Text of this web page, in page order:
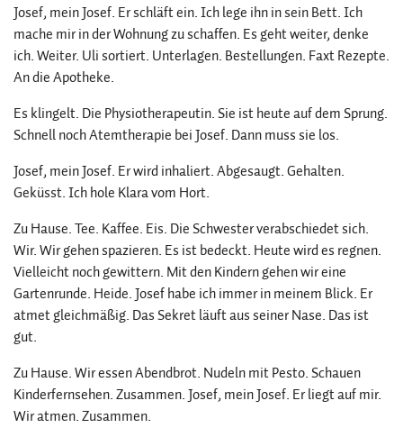
Josef, mein Josef. Er schläft ein. Ich lege ihn in sein Bett. Ich
mache mir in der Wohnung zu schaffen. Es geht weiter, denke
ich. Weiter. Uli sortiert. Unterlagen. Bestellungen. Faxt Rezepte.
An die Apotheke.
Es klingelt. Die Physiotherapeutin. Sie ist heute auf dem Sprung.
Schnell noch Atemtherapie bei Josef. Dann muss sie los.
Josef, mein Josef. Er wird inhaliert. Abgesaugt. Gehalten.
Geküsst. Ich hole Klara vom Hort.
Zu Hause. Tee. Kaffee. Eis. Die Schwester verabschiedet sich.
Wir. Wir gehen spazieren. Es ist bedeckt. Heute wird es regnen.
Vielleicht noch gewittern. Mit den Kindern gehen wir eine
Gartenrunde. Heide. Josef habe ich immer in meinem Blick. Er
atmet gleichmäßig. Das Sekret läuft aus seiner Nase. Das ist
gut.
Zu Hause. Wir essen Abendbrot. Nudeln mit Pesto. Schauen
Kinderfernsehen. Zusammen. Josef, mein Josef. Er liegt auf mir.
Wir atmen. Zusammen.